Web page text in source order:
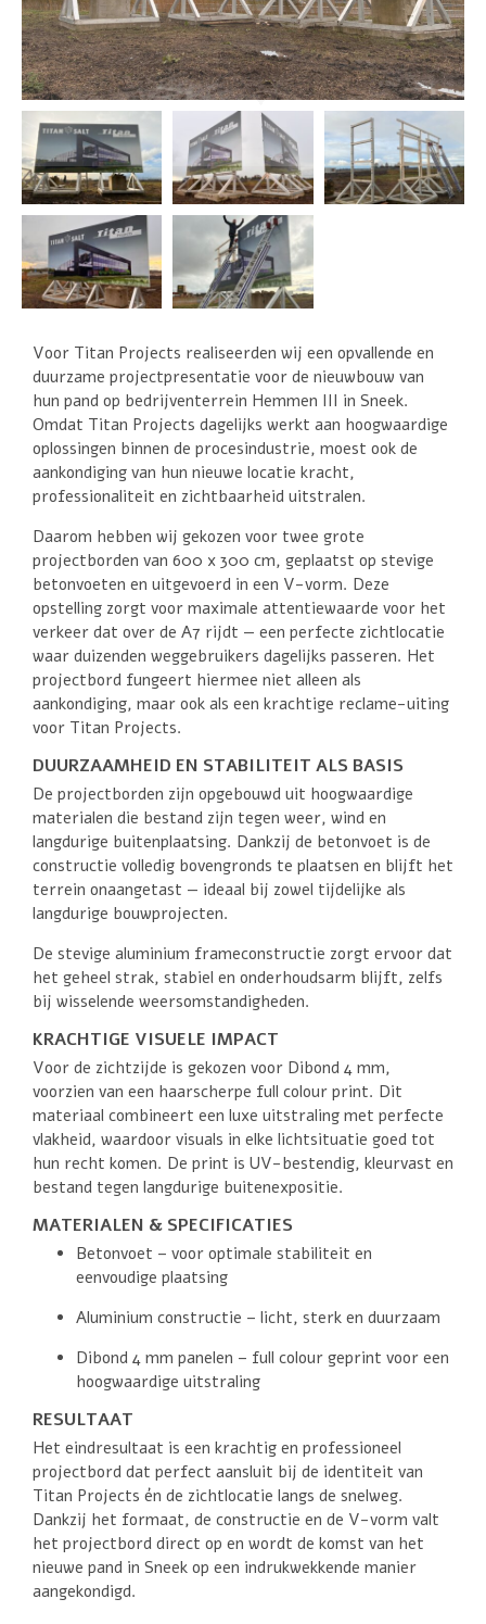
Voor Titan Projects realiseerden wij een opvallende en
duurzame projectpresentatie voor de nieuwbouw van
hun pand op bedrijventerrein Hemmen III in Sneek.
Omdat Titan Projects dagelijks werkt aan hoogwaardige
oplossingen binnen de procesindustrie, moest ook de
aankondiging van hun nieuwe locatie kracht,
professionaliteit en zichtbaarheid uitstralen.
Daarom hebben wij gekozen voor twee grote
projectborden van 600 x 300 cm, geplaatst op stevige
betonvoeten en uitgevoerd in een V-vorm. Deze
opstelling zorgt voor maximale attentiewaarde voor het
verkeer dat over de A7 rijdt — een perfecte zichtlocatie
waar duizenden weggebruikers dagelijks passeren. Het
projectbord fungeert hiermee niet alleen als
aankondiging, maar ook als een krachtige reclame-uiting
voor Titan Projects.
DUURZAAMHEID EN STABILITEIT ALS BASIS
De projectborden zijn opgebouwd uit hoogwaardige
materialen die bestand zijn tegen weer, wind en
langdurige buitenplaatsing. Dankzij de betonvoet is de
constructie volledig bovengronds te plaatsen en blijft het
terrein onaangetast — ideaal bij zowel tijdelijke als
langdurige bouwprojecten.
De stevige aluminium frameconstructie zorgt ervoor dat
het geheel strak, stabiel en onderhoudsarm blijft, zelfs
bij wisselende weersomstandigheden.
KRACHTIGE VISUELE IMPACT
Voor de zichtzijde is gekozen voor Dibond 4 mm,
voorzien van een haarscherpe full colour print. Dit
materiaal combineert een luxe uitstraling met perfecte
vlakheid, waardoor visuals in elke lichtsituatie goed tot
hun recht komen. De print is UV-bestendig, kleurvast en
bestand tegen langdurige buitenexpositie.
MATERIALEN & SPECIFICATIES
Betonvoet – voor optimale stabiliteit en
eenvoudige plaatsing
Aluminium constructie – licht, sterk en duurzaam
Dibond 4 mm panelen – full colour geprint voor een
hoogwaardige uitstraling
RESULTAAT
Het eindresultaat is een krachtig en professioneel
projectbord dat perfect aansluit bij de identiteit van
Titan Projects én de zichtlocatie langs de snelweg.
Dankzij het formaat, de constructie en de V-vorm valt
het projectbord direct op en wordt de komst van het
nieuwe pand in Sneek op een indrukwekkende manier
aangekondigd.